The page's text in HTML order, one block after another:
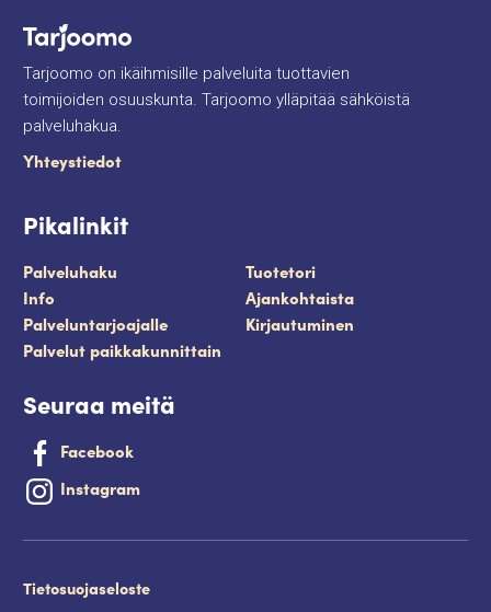
Tarjoomo on ikäihmisille palveluita tuottavien
toimijoiden osuuskunta. Tarjoomo ylläpitää sähköistä
palveluhakua.
Yhteystiedot
Pikalinkit
Palveluhaku
Tuotetori
Info
Ajankohtaista
Palveluntarjoajalle
Kirjautuminen
Palvelut paikkakunnittain
Seuraa meitä
Facebook
Instagram
Tietosuojaseloste